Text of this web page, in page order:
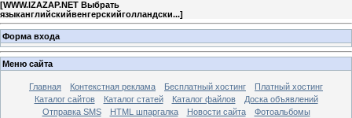
[WWW.IZAZAP.NET Выбрать
языканглийскийвенгерскийголландски...]
Форма входа
Меню сайта
Главная Контекстная реклама Бесплатный хостинг
Платный хостинг
Каталог сайтов
Каталог статей Каталог файлов
Доска объявлений
Отправка SMS
HTML шпаргалка Новости сайта
Фотоальбомы